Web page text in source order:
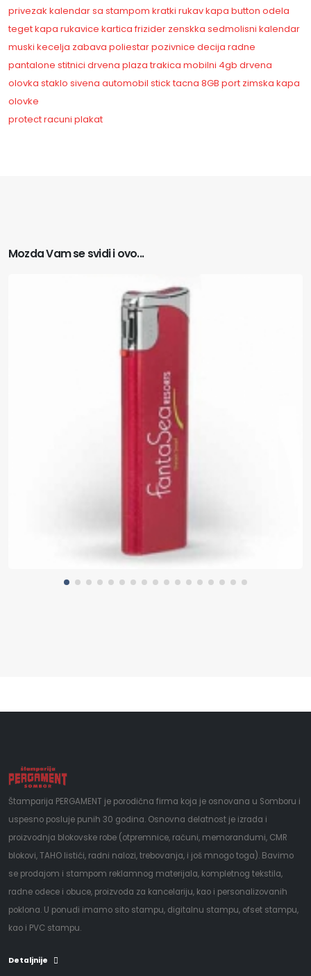
privezak kalendar sa stampom kratki rukavkapa button odela
teget kapa rukavice kartica frizider zenskka sedmolisni kalendar
muski kecelja zabava poliestarpozivnice decija radne
pantalone stitnici drvena plaza trakica mobilni 4gb drvena
olovka staklo sivena automobil stick tacna 8GB port zimska kapa
olovke
protectracuni plakat
Mozda Vam se svidi i ovo...
Štamparija PERGAMENT je porodična firma koja je osnovana u Somboru i
uspesno posluje punih 30 godina. Osnovna delatnost je izrada i
proizvodnja blokovske robe (otpremnice, računi, memorandumi, CMR
blokovi, TAHO listići, radni nalozi, trebovanja, i još mnogo toga). Bavimo
se prodajom i stampom reklamnog materijala, kompletnog tekstila,
radne odece i obuce, proizvoda za kancelariju, kao i personalizovanih
poklona. U ponudi imamo sito stampu, digitalnu stampu, ofset stampu,
kao i PVC stampu.
Detaljnije